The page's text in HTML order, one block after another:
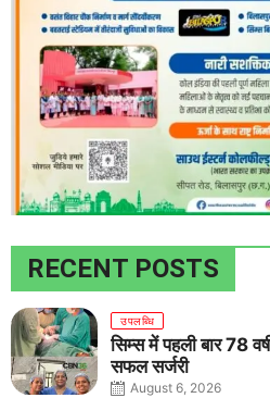
RECENT POSTS
उपलब्धि
सिम्स में पहली बार 78
सफल सर्जरी
August 6, 2026